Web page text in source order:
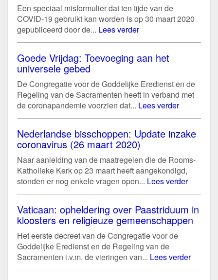
Een speciaal misformulier dat ten tijde van de
COVID-19 gebruikt kan worden is op 30 maart 2020
gepubliceerd door de... Lees verder
Goede Vrijdag: Toevoeging aan het
universele gebed
De Congregatie voor de Goddelijke Eredienst en de
Regeling van de Sacramenten heeft in verband met
de coronapandemie voorzien dat... Lees verder
Nederlandse bisschoppen: Update inzake
coronavirus (26 maart 2020)
Naar aanleiding van de maatregelen die de Rooms-
Katholieke Kerk op 23 maart heeft aangekondigd,
stonden er nog enkele vragen open... Lees verder
Vaticaan: opheldering over Paastriduum in
kloosters en religieuze gemeenschappen
Het eerste decreet van de Congregatie voor de
Goddelijke Eredienst en de Regeling van de
Sacramenten i.v.m. de vieringen van... Lees verder